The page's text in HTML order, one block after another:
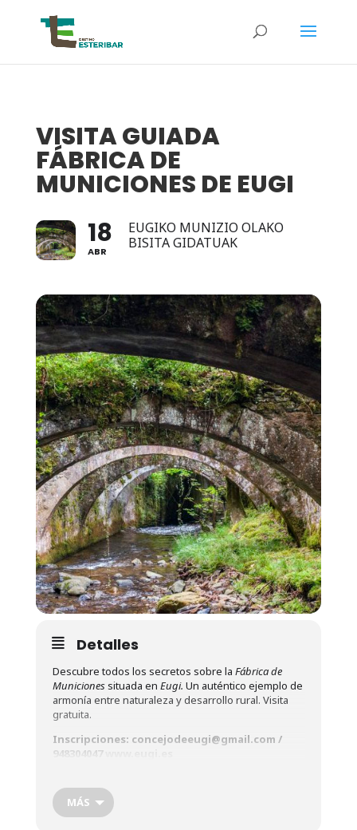
VISITA GUIADA
FÁBRICA DE
MUNICIONES DE EUGI
18
ABR
EUGIKO MUNIZIO OLAKO
BISITA GIDATUAK
Detalles
Descubre todos los secretos sobre la Fábrica de
Municionessituada en Eugi. Un auténtico ejemplo de
armonía entre naturaleza y desarrollo rural. Visita
gratuita.
Inscripciones: concejodeeugi@gmail.com /
948304047
sekretu guztiak. Naturaren eta landa-garapenaren
arteko harmoniaren adibide garbia. Doako bisita
MÁS